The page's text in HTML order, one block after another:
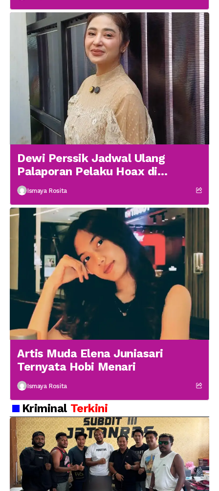
Dewi Perssik Jadwal Ulang
Palaporan Pelaku Hoax di
Medsos
Ismaya Rosita
Artis Muda Elena Juniasari
Ternyata Hobi Menari
Ismaya Rosita
Kriminal Terkini